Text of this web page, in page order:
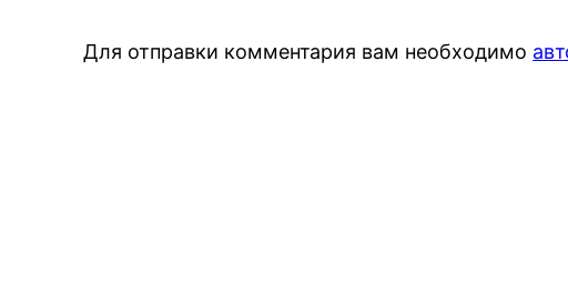
Для отправки комментария вам необходимо